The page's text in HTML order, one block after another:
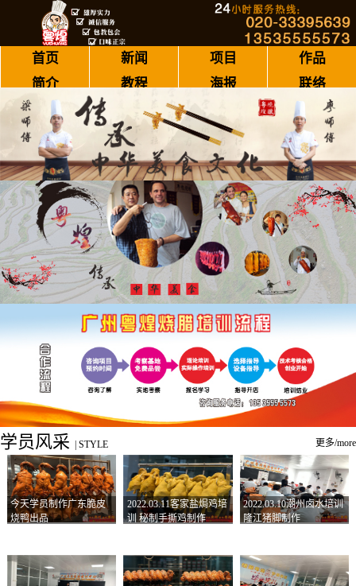
首页 新闻 项目
作品
简介
教程 海报 联络
学员风采 STYLE 更多/more
今天学员制作广东脆皮
烧鸭出品
2022.03.11客家盐焗鸡培
训 秘制手撕鸡制作
2022.03.10潮州卤水培训
隆江猪脚制作